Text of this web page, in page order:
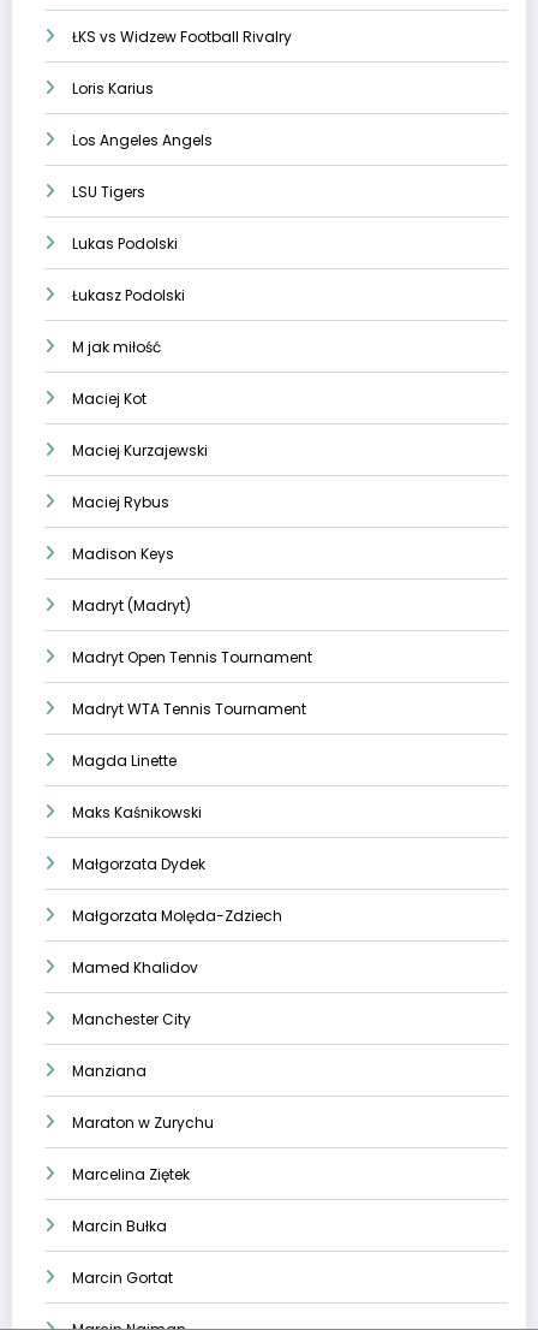
ŁKS vs Widzew Football Rivalry
Loris Karius
Los Angeles Angels
LSU Tigers
Lukas Podolski
Łukasz Podolski
M jak miłość
Maciej Kot
Maciej Kurzajewski
Maciej Rybus
Madison Keys
Madryt (Madryt)
Madryt Open Tennis Tournament
Madryt WTA Tennis Tournament
Magda Linette
Maks Kaśnikowski
Małgorzata Dydek
Małgorzata Molęda-Zdziech
Mamed Khalidov
Manchester City
Manziana
Maraton w Zurychu
Marcelina Ziętek
Marcin Bułka
Marcin Gortat